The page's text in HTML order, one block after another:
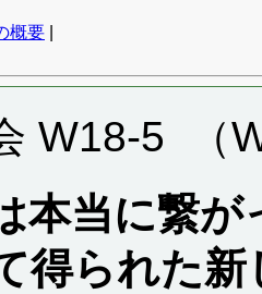
概要
W18-5 （
本当に繋
得られた新